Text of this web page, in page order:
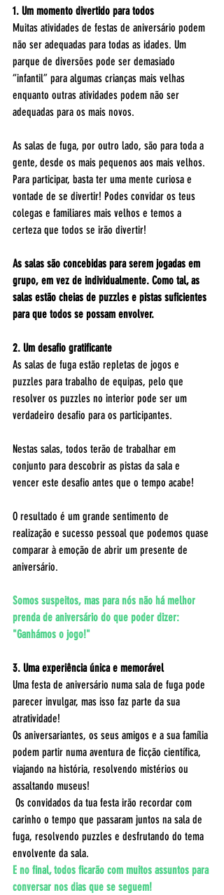
1. Um momento divertido para todos
Muitas atividades de festas de aniversário podem
não ser adequadas para todas as idades. Um
parque de diversões pode ser demasiado
“infantil” para algumas crianças mais velhas
enquanto outras atividades podem não ser
adequadas para os mais novos.
As salas de fuga, por outro lado, são para toda a
gente, desde os mais pequenos aos mais velhos.
Para participar, basta ter uma mente curiosa e
vontade de se divertir! Podes convidar os teus
colegas e familiares mais velhos e temos a
certeza que todos se irão divertir!
As salas são concebidas para serem jogadas em
grupo, em vez de individualmente. Como tal, as
salas estão cheias de puzzles e pistas suficientes
para que todos se possam envolver.
2. Um desafio gratificante
As salas de fuga estão repletas de jogos e
puzzles para trabalho de equipas, pelo que
resolver os puzzles no interior pode ser um
verdadeiro desafio para os participantes.
Nestas salas, todos terão de trabalhar em
conjunto para descobrir as pistas da sala e
vencer este desafio antes que o tempo acabe!
O resultado é um grande sentimento de
realização e sucesso pessoal que podemos quase
comparar à emoção de abrir um presente de
aniversário.
Somos suspeitos, mas para nós não há melhor
prenda de aniversário do que poder dizer:
"Ganhámos o jogo!"
3. Uma experiência única e memorável
Uma festa de aniversário numa sala de fuga pode
parecer invulgar, mas isso faz parte da sua
atratividade!
Os aniversariantes, os seus amigos e a sua família
podem partir numa aventura de ficção científica,
viajando na história, resolvendo mistérios ou
assaltando museus!
carinho o tempo que passaram juntos na sala de
fuga, resolvendo puzzles e desfrutando do tema
envolvente da sala.
E no final, todos ficarão com muitos assuntos para
conversar nos dias que se seguem!